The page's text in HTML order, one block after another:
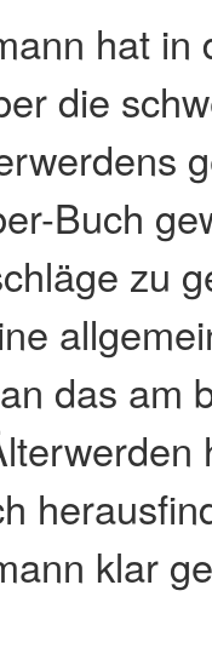
hat in
die
Buch
zu
das am
klar